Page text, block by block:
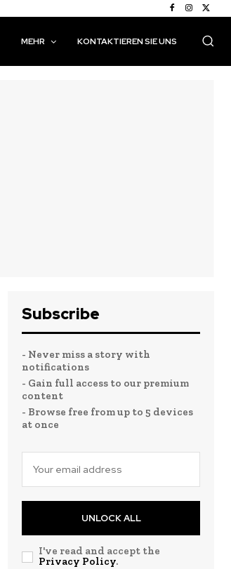
MEHR KONTAKTIEREN SIE UNS
Subscribe
- Never miss a story with
notifications
- Gain full access to our premium
content
- Browse free from up to 5 devices
at once
UNLOCK ALL
I've read and accept the
Privacy Policy.